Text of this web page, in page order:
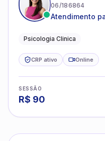
06/186864
Atendimento
Psicologia Clinica
CRP ativo Online
SESSÃO
R$ 90